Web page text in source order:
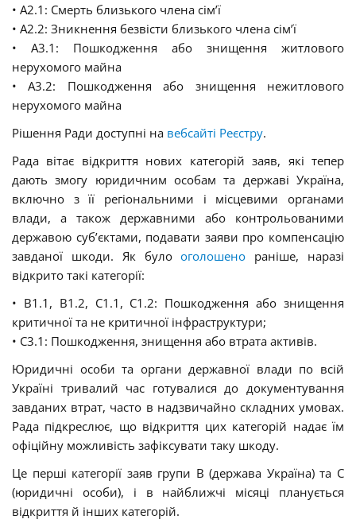
• A2.1: Смерть близького члена сім’ї
• A2.2: Зникнення безвісти близького члена сім’ї
• A3.1: Пошкодження або знищення житлового
нерухомого майна
• A3.2: Пошкодження або знищення нежитлового
нерухомого майна
Рішення Ради доступні на вебсайті Реєстру.
Рада вітає відкриття нових категорій заяв, які тепер
дають змогу юридичним особам та державі Україна,
включно з її регіональними і місцевими органами
влади, а також державними або контрольованими
державою суб’єктами, подавати заяви про компенсацію
завданої шкоди. Як булооголошено раніше, наразі
відкрито такі категорії:
• B1.1, B1.2, C1.1, C1.2: Пошкодження або знищення
критичної та не критичної інфраструктури;
• C3.1: Пошкодження, знищення або втрата активів.
Юридичні особи та органи державної влади по всій
Україні тривалий час готувалися до документування
завданих втрат, часто в надзвичайно складних умовах.
Рада підкреслює, що відкриття цих категорій надає їм
офіційну можливість зафіксувати таку шкоду.
Це перші категорії заяв групи B (держава Україна) та C
(юридичні особи), і в найближчі місяці планується
відкриття й інших категорій.